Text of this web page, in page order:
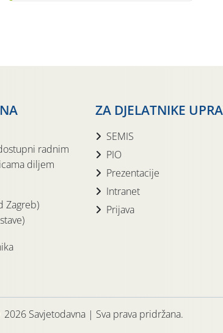
radnim
diljem
Zagreb)
ZA DJELATNIKE
SEMIS
PIO
Prezentacije
Intranet
Prijava
2026 Savjetodavna | Sva prava pridržana.